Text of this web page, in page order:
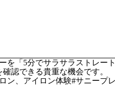
を「5分でサラサラストレー
認できる貴重な機会です。
、アイロン体験#サニープ